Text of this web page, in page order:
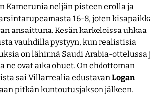
Kamerunia neljän pisteen erolla ja
16-8, joten
ansaittuna. Kesän karkeloissa uhkaa
vauhdilla pystyyn, kun realistisia
on lähinnä Saudi Arabia-ottelussa
ne ovat aika ohuet. On ehdottoman
sai Villarrealia edustavanLogan
pitkän kuntoutusjakson jälkeen.